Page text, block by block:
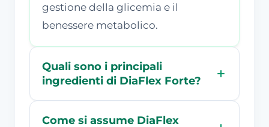
gestione della glicemia e il
benessere metabolico.
Quali sono i principali
ingredienti di DiaFlex Forte?
Come si assume DiaFlex